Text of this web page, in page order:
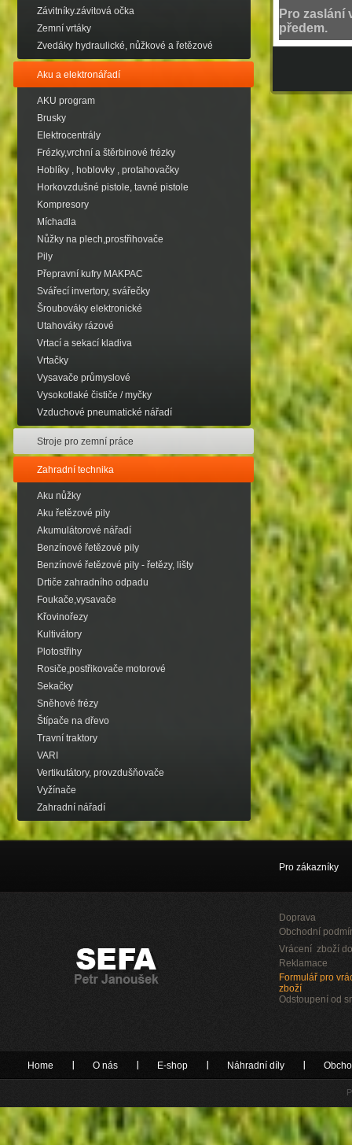
Závitníky.závitová očka
Zemní vrtáky
Zvedáky hydraulické, nůžkové a řetězové
Aku a elektronářadí
AKU program
Brusky
Elektrocentrály
Frézky,vrchní a štěrbinové frézky
Hoblíky , hoblovky , protahovačky
Horkovzdušné pistole, tavné pistole
Kompresory
Míchadla
Nůžky na plech,prostřihovače
Pily
Přepravní kufry MAKPAC
Svářecí invertory, svářečky
Šroubováky elektronické
Utahováky rázové
Vrtací a sekací kladiva
Vrtačky
Vysavače průmyslové
Vysokotlaké čističe / myčky
Vzduchové pneumatické nářadí
Stroje pro zemní práce
Zahradní technika
Aku nůžky
Aku řetězové pily
Akumulátorové nářadí
Benzínové řetězové pily
Benzínové řetězové pily - řetězy, lišty
Drtiče zahradního odpadu
Foukače,vysavače
Křovinořezy
Kultivátory
Plotostřihy
Rosiče,postřikovače motorové
Sekačky
Sněhové frézy
Štípače na dřevo
Travní traktory
VARI
Vertikutátory, provzdušňovače
Vyžínače
Zahradní nářadí
Pro zaslání
předem.
Pro zákazníky
Doprava
Obchodní
Vrácení zboží
Reklamace
Formulář pro
zboží
Odstoupení od
Home O nás E-shop Náhradní díly